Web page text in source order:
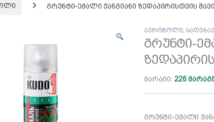
გრუნტი-ემალი ჟანგიანი ზედაპირისთვის შავი
აეროზოლი,
გრუნტი-
მარაგი: 226
გრუნტი-ემალი